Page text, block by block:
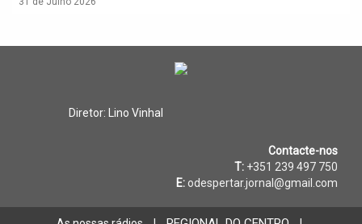
Diretor: Lino Vinhal
Contacte-nos
T: +351 239 497 750
E: odespertar.jornal@gmail.com